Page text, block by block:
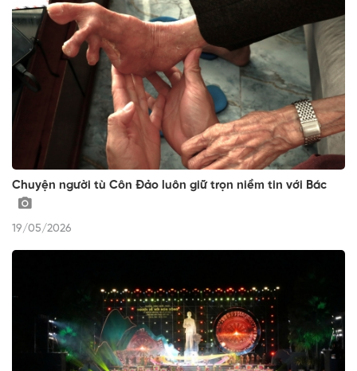
Chuyện người tù Côn Đảo luôn giữ trọn niềm tin với Bác
19/05/2026